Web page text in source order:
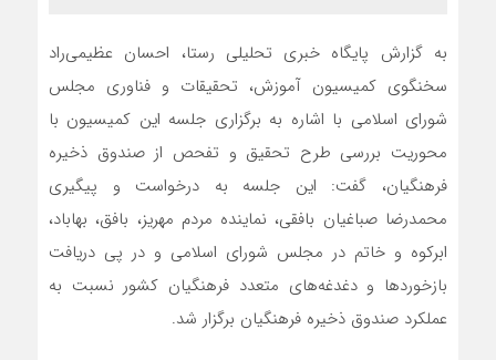
به گزارش پایگاه خبری تحلیلی رستا، احسان عظیمی‌راد
سخنگوی کمیسیون آموزش، تحقیقات و فناوری مجلس
شورای اسلامی با اشاره به برگزاری جلسه این کمیسیون با
محوریت بررسی طرح تحقیق و تفحص از صندوق ذخیره
فرهنگیان، گفت: این جلسه به درخواست و پیگیری
محمدرضا صباغیان بافقی، نماینده مردم مهریز، بافق، بهاباد،
ابرکوه و خاتم در مجلس شورای اسلامی و در پی دریافت
بازخوردها و دغدغه‌های متعدد فرهنگیان کشور نسبت به
عملکرد صندوق ذخیره فرهنگیان برگزار شد.